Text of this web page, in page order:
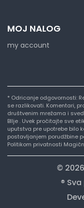
MOJ NALOG
my account
* Odricanje odgovornosti:
se razlikovati. Komentari,
društvenim mrežama i
BIlje . Uvek pročitajte sve
uputstva pre upotrebe bilo
postavljanjem porudžbine
Politikom privatnosti
©
®